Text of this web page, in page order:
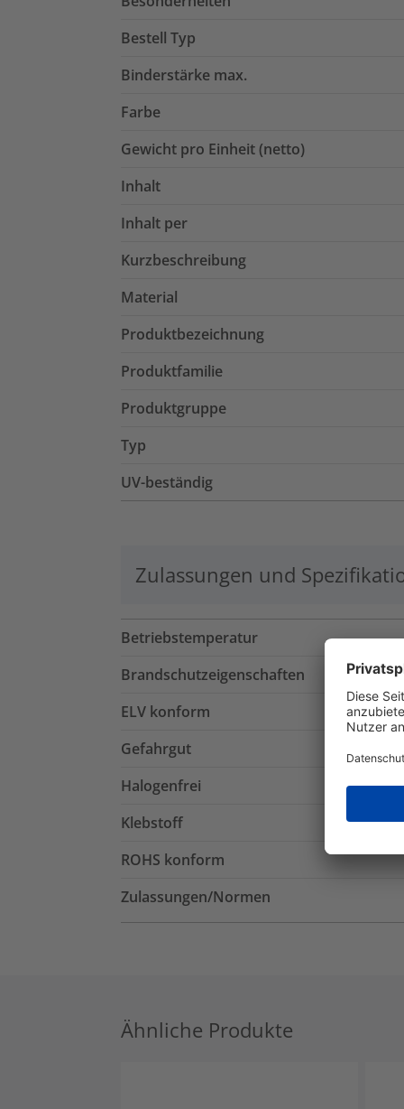
Bestell Typ
Binderstärke max.
Farbe
Gewicht pro Einheit (netto)
Inhalt
Inhalt per
Kurzbeschreibung
Material
Produktbezeichnung
Produktfamilie
Produktgruppe
Typ
UV-beständig
Zulassungen und
Betriebstemperatur
Brandschutzeigenschaften
ELV konform
Gefahrgut
Halogenfrei
Klebstoff
ROHS konform
Zulassungen/Normen
Ähnliche Produkte